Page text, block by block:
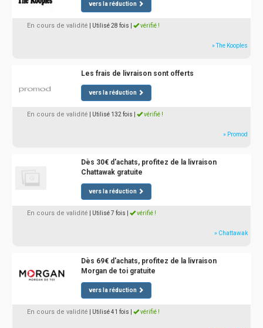
vers la réduction
En cours de validité | Utilisé 28 fois vérifié !
» The Kooples
Les frais de livraison sont offerts
vers la réduction
En cours de validité | Utilisé 132 fois vérifié !
» Promod
Dès 30€ d'achats, profitez de la livraison
Chattawak gratuite
vers la réduction
En cours de validité | Utilisé 7 fois vérifié !
» Chattawak
Dès 69€ d'achats, profitez de la livraison
Morgan de toi gratuite
vers la réduction
En cours de validité | Utilisé 41 fois vérifié !